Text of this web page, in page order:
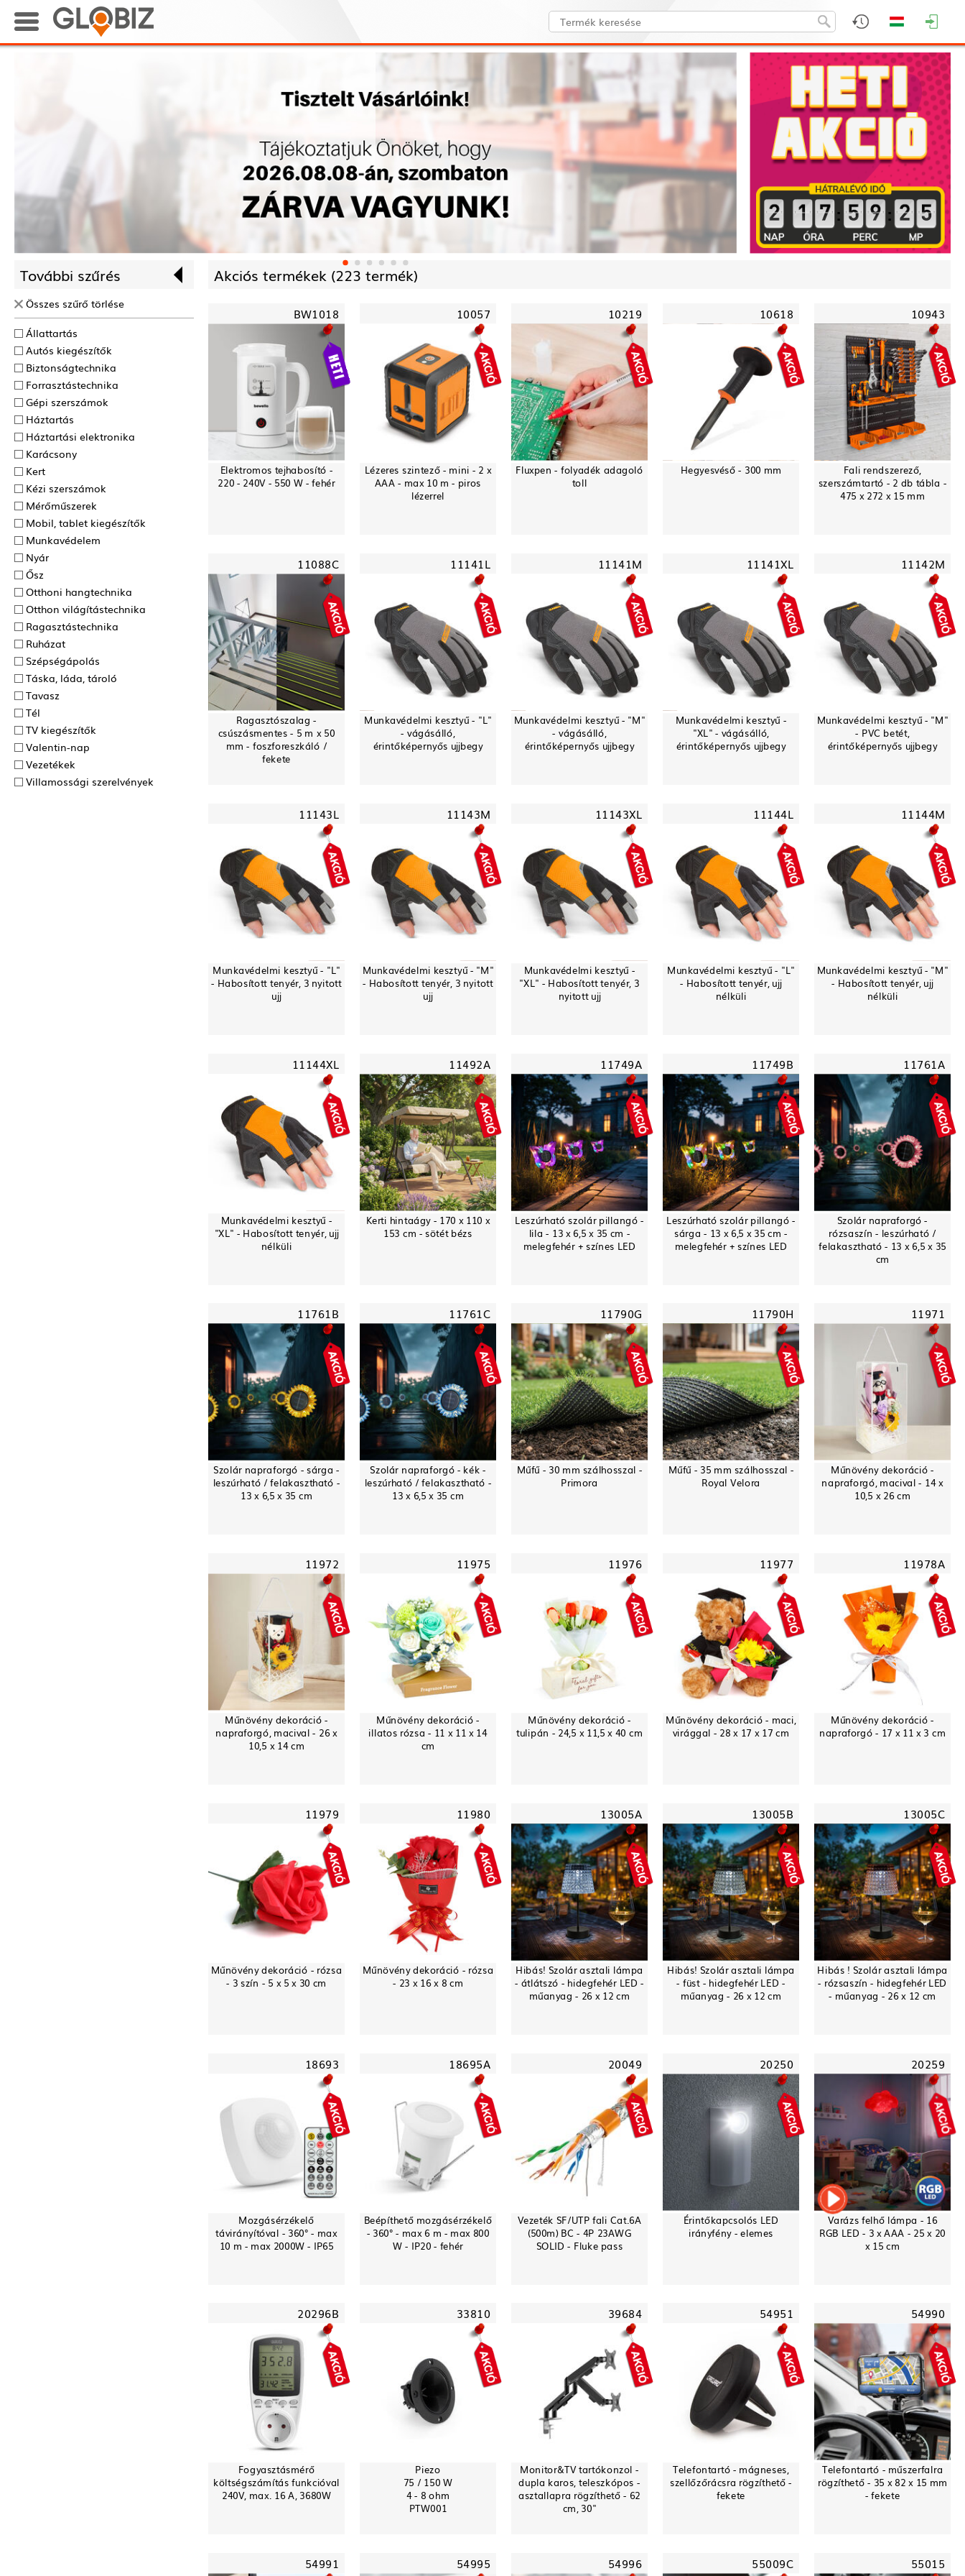
: :
További szűrés
Összes szűrő törlése
Állattartás
Autós kiegészítők
Biztonságtechnika
Forrasztás­technika
Gépi szerszámok
Háztartás
Háztartási elektronika
Karácsony
Kert
Kézi szerszámok
Mérőműszerek
Mobil, tablet kiegészítők
Munkavédelem
Nyár
Ősz
Otthoni hangtechnika
Otthon világítástechnika
Ragasztás­technika
Ruházat
Szépségápolás
Táska, láda, tároló
Tavasz
Tél
TV kiegészítők
Valentin-nap
Vezetékek
Villamossági szerelvények
Akciós termékek (223 termék)
BW1018
Elektromos tejhabosító -
220 - 240V - 550 W - fehér
10057
Lézeres szintező - mini - 2 x
AAA - max 10 m - piros
lézerrel
10219
Fluxpen - folyadék adagoló
toll
10618
Hegyesvéső - 300 mm
10943
Fali rendszerező,
szerszámtartó - 2 db tábla -
475 x 272 x 15 mm
11088C
Ragasztószalag -
csúszásmentes - 5 m x 50
mm - foszforeszkáló /
fekete
11141L
Munkavédelmi kesztyű - "L"
- vágásálló,
érintőképernyős ujjbegy
11141M
Munkavédelmi kesztyű - "M"
- vágásálló,
érintőképernyős ujjbegy
11141XL
Munkavédelmi kesztyű -
"XL" - vágásálló,
érintőképernyős ujjbegy
11142M
Munkavédelmi kesztyű - "M"
- PVC betét,
érintőképernyős ujjbegy
11143L
Munkavédelmi kesztyű - "L"
- Habosított tenyér, 3 nyitott
ujj
11143M
Munkavédelmi kesztyű - "M"
- Habosított tenyér, 3 nyitott
ujj
11143XL
Munkavédelmi kesztyű -
"XL" - Habosított tenyér, 3
nyitott ujj
11144L
Munkavédelmi kesztyű - "L"
- Habosított tenyér, ujj
nélküli
11144M
Munkavédelmi kesztyű - "M"
- Habosított tenyér, ujj
nélküli
11144XL
Munkavédelmi kesztyű -
"XL" - Habosított tenyér, ujj
nélküli
11492A
Kerti hintaágy - 170 x 110 x
153 cm - sötét bézs
11749A
Leszúrható szolár pillangó -
lila - 13 x 6,5 x 35 cm -
melegfehér + színes LED
11749B
Leszúrható szolár pillangó -
sárga - 13 x 6,5 x 35 cm -
melegfehér + színes LED
11761A
Szolár napraforgó -
rózsaszín - leszúrható /
felakasztható - 13 x 6,5 x 35
cm
11761B
Szolár napraforgó - sárga -
leszúrható / felakasztható -
13 x 6,5 x 35 cm
11761C
Szolár napraforgó - kék -
leszúrható / felakasztható -
13 x 6,5 x 35 cm
11790G
Műfű - 30 mm szálhosszal -
Primora
11790H
Műfű - 35 mm szálhosszal -
Royal Velora
11971
Műnövény dekoráció -
napraforgó, macival - 14 x
10,5 x 26 cm
11972
Műnövény dekoráció -
napraforgó, macival - 26 x
10,5 x 14 cm
11975
Műnövény dekoráció -
illatos rózsa - 11 x 11 x 14
cm
11976
Műnövény dekoráció -
tulipán - 24,5 x 11,5 x 40 cm
11977
Műnövény dekoráció - maci,
virággal - 28 x 17 x 17 cm
11978A
Műnövény dekoráció -
napraforgó - 17 x 11 x 3 cm
11979
Műnövény dekoráció - rózsa
- 3 szín - 5 x 5 x 30 cm
11980
Műnövény dekoráció - rózsa
- 23 x 16 x 8 cm
13005A
Hibás! Szolár asztali lámpa
- átlátszó - hidegfehér LED -
műanyag - 26 x 12 cm
13005B
Hibás! Szolár asztali lámpa
- füst - hidegfehér LED -
műanyag - 26 x 12 cm
13005C
Hibás ! Szolár asztali lámpa
- rózsaszín - hidegfehér LED
- műanyag - 26 x 12 cm
18693
Mozgásérzékelő
távirányítóval - 360° - max
10 m - max 2000W - IP65
18695A
Beépíthető mozgásérzékelő
- 360° - max 6 m - max 800
W - IP20 - fehér
20049
Vezeték SF/UTP fali Cat.6A
(500m) BC - 4P 23AWG
SOLID - Fluke pass
20250
Érintőkapcsolós LED
irányfény - elemes
20259
Varázs felhő lámpa - 16
RGB LED - 3 x AAA - 25 x 20
x 15 cm
20296B
Fogyasztásmérő
költségszámítás funkcióval
240V, max. 16 A, 3680W
33810
Piezo
75 / 150 W
4 - 8 ohm
PTW001
39684
Monitor&TV tartókonzol -
dupla karos, teleszkópos -
asztallapra rögzíthető - 62
cm, 30"
54951
Telefontartó - mágneses,
szellőzőrácsra rögzíthető -
fekete
54990
Telefontartó - műszerfalra
rögzíthető - 35 x 82 x 15 mm
- fekete
54991 54995 54996 55009C 55015